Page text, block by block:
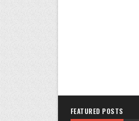
FEATURED POSTS